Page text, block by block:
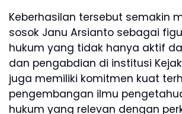
Keberhasilan tersebut semakin
sosok Janu Arsianto sebagai
hukum yang tidak hanya aktif
dan pengabdian di institusi
juga memiliki komitmen kuat
pengembangan ilmu
hukum yang relevan dengan